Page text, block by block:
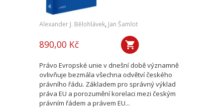
Alexander J. Bělohlávek, Jan Šamlot
890,00 Kč
Právo Evropské unie v dnešní době významně
ovlivňuje bezmála všechna odvětví českého
právního řádu. Základem pro správný výklad
práva EU a porozumění korelaci mezi českým
právním řádem a právem EU...